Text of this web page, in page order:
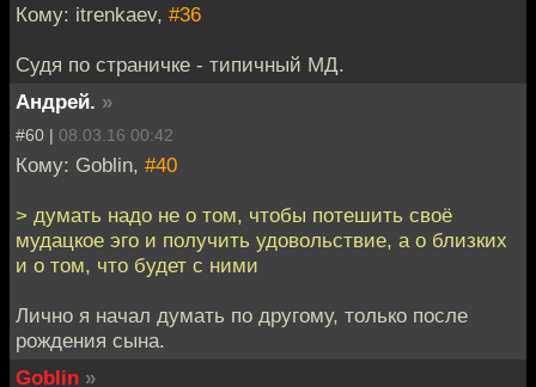
Кому: itrenkaev, #36
Судя по страничке - типичный МД.
Андрей. »
#60 | 08.03.16 00:42
Кому: Goblin, #40
> думать надо не о том, чтобы потешить своё
мудацкое эго и получить удовольствие, а о близких
и о том, что будет с ними
Лично я начал думать по другому, только после
рождения сына.
Goblin »